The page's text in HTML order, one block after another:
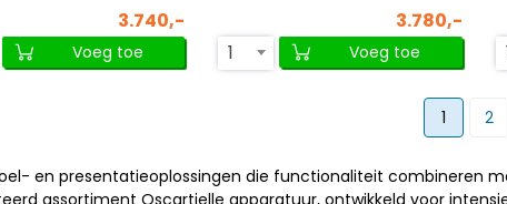
3.740,-
Voeg toe
3.780,-
1
Voeg toe
1 2
en presentatieoplossingen die functionaliteit combineren
assortiment Oscartielle apparatuur, ontwikkeld voor